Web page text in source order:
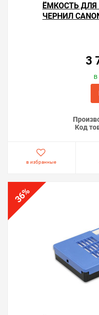
Советы по
использования
Не делайте без
печатающей
3–5 % ресурса
Используйте
производителей,
устранять
ЁМКОСТЬ
ЧЕРНИЛ
3
Код
в избранные
36
%